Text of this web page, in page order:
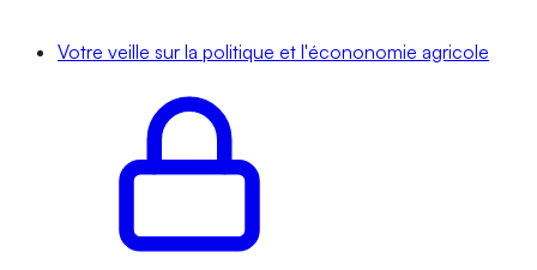
Votre veille sur la politique et l'écononomie agricole